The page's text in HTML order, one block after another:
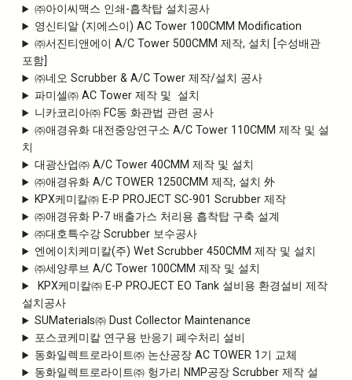
㈜아이씨맥스 인쇄-흡착탑 설치공사
영신티알 (지에스이) AC Tower 100CMM Modification
㈜서진티앤에이 A/C Tower 500CMM 제작, 설치 [수성배관
포함]
㈜네오 Scrubber & A/C Tower 제작/설치 공사
파미셀㈜ AC Tower 제작 및 설치
니카코리아㈜ FC동 화관법 관련 공사
㈜애경유화 대전중앙연구소 A/C Tower 110CMM 제작 및 설
치
대광산업㈜ A/C Tower 40CMM 제작 및 설치
㈜애경유화 A/C TOWER 1250CMM 제작, 설치 外
KPX케미칼㈜ E-P PROJECT SC-901 Scrubber 제작
㈜애경유화 P-7 배출가스 처리용 흡착탑 구축 설계
㈜대호특수강 Scrubber 보수공사
엔에이치케미칼(주) Wet Scrubber 450CMM 제작 및 설치
㈜세양루브 A/C Tower 100CMM 제작 및 설치
KPX케미칼㈜ E-P PROJECT EO Tank 설비용 환경설비 제작
설치공사
SUMaterials㈜ Dust Collector Maintenance
포스코케미칼 연구용 반응기 폐수처리 설비
동화일렉트로라이트㈜ 논산공장 AC TOWER 1기 교체
동화일렉트로라이트㈜ 헝가리 NMP공장 Scrubber 제작 설